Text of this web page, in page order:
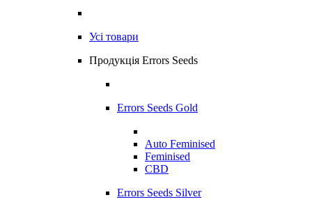
Усі товари
Продукція Errors Seeds
Errors Seeds Gold
Auto Feminised
Feminised
CBD
Errors Seeds Silver